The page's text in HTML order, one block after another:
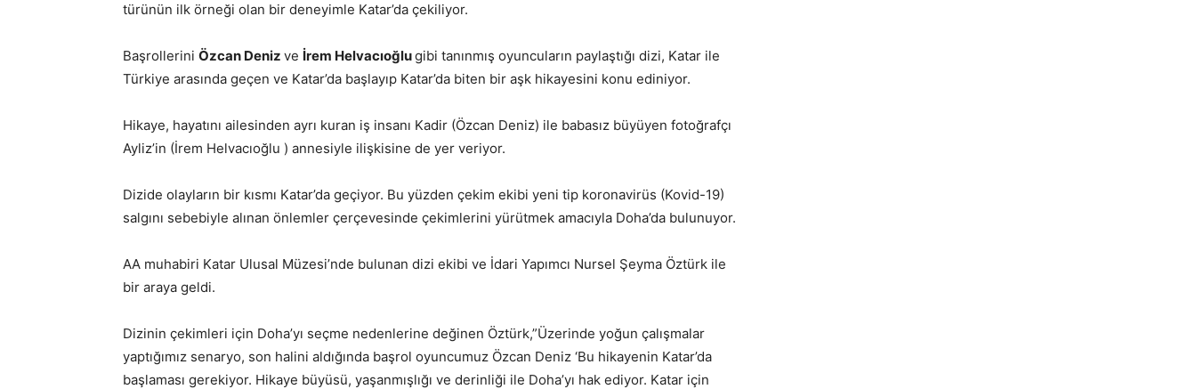
türünün ilk örneği olan bir deneyimle Katar’da çekiliyor.
Başrollerini Özcan Deniz ve İrem Helvacıoğlugibi tanınmış oyuncuların paylaştığı dizi, Katar ile
Türkiye arasında geçen ve Katar’da başlayıp Katar’da biten bir aşk hikayesini konu ediniyor.
Hikaye, hayatını ailesinden ayrı kuran iş insanı Kadir (Özcan Deniz) ile babasız büyüyen fotoğrafçı
Ayliz’in (İrem Helvacıoğlu ) annesiyle ilişkisine de yer veriyor.
Dizide olayların bir kısmı Katar’da geçiyor. Bu yüzden çekim ekibi yeni tip koronavirüs (Kovid-19)
salgını sebebiyle alınan önlemler çerçevesinde çekimlerini yürütmek amacıyla Doha’da bulunuyor.
AA muhabiri Katar Ulusal Müzesi’nde bulunan dizi ekibi ve İdari Yapımcı Nursel Şeyma Öztürk ile
bir araya geldi.
Dizinin çekimleri için Doha’yı seçme nedenlerine değinen Öztürk,”Üzerinde yoğun çalışmalar
yaptığımız senaryo, son halini aldığında başrol oyuncumuz Özcan Deniz ‘Bu hikayenin Katar’da
başlaması gerekiyor. Hikaye büyüsü, yaşanmışlığı ve derinliği ile Doha’yı hak ediyor. Katar için